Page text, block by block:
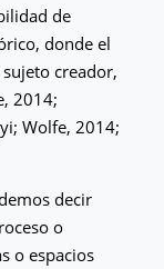
de
donde el
creador,
2014;
Wolfe, 2014;
decir
o
o espacios